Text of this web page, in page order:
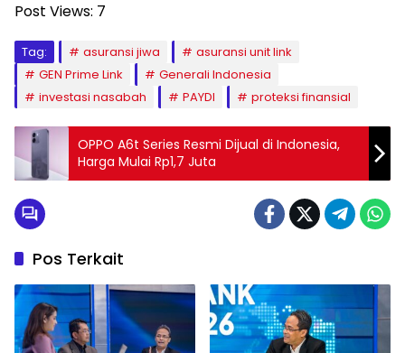
Post Views: 7
Tag: asuransi jiwa
asuransi unit link
GEN Prime Link
Generali Indonesia
investasi nasabah
PAYDI proteksi finansial
OPPO A6t Series Resmi Dijual di Indonesia,
Harga Mulai Rp1,7 Juta
Pos Terkait